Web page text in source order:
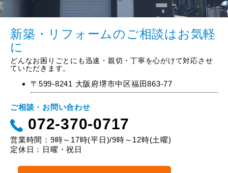
新築・リフォームのご相談はお気軽
に
どんなお困りごとにも迅速・親切・丁寧を心がけて対応させ
ていただきます。
〒599-8241 大阪府堺市中区福田863-77
ご相談・お問い合わせ
072-370-0717
営業時間：9時～17時(平日)/9時～12時(土曜)
定休日：日曜・祝日